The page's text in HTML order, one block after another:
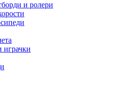
и ролери